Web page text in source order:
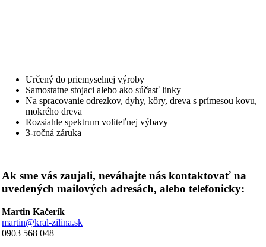
Určený do priemyselnej výroby
Samostatne stojaci alebo ako súčasť linky
Na spracovanie odrezkov, dyhy, kôry, dreva s prímesou kovu,
mokrého dreva
Rozsiahle spektrum voliteľnej výbavy
3-ročná záruka
Ak sme vás zaujali, neváhajte nás kontaktovať na
uvedených mailových adresách, alebo telefonicky:
Martin Kačerík
martin@kral-zilina.sk
0903 568 048